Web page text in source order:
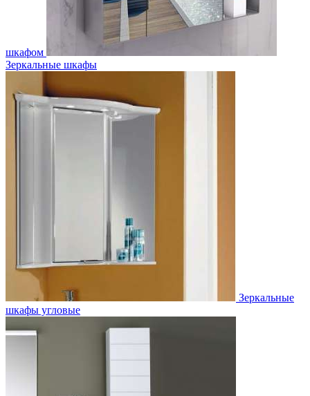
шкафом
Зеркальные шкафы
Зеркальные
шкафы угловые